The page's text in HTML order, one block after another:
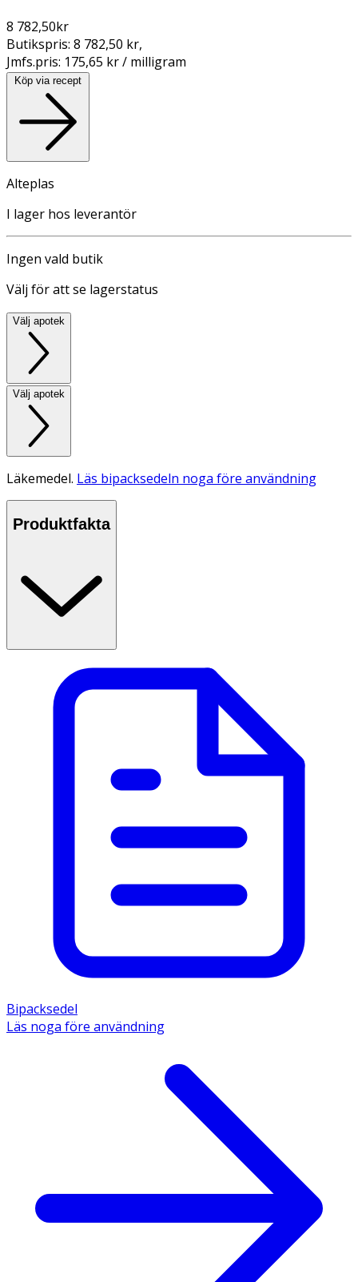
8 782,50kr
Butikspris: 8 782,50 kr,
Jmfs.pris: 175,65 kr / milligram
Köp via recept
Alteplas
I lager hos leverantör
Ingen vald butik
Välj för att se lagerstatus
Välj apotek
Välj apotek
Läkemedel. Läs bipacksedeln noga före användning
Produktfakta
Bipacksedel
Läs noga före användning